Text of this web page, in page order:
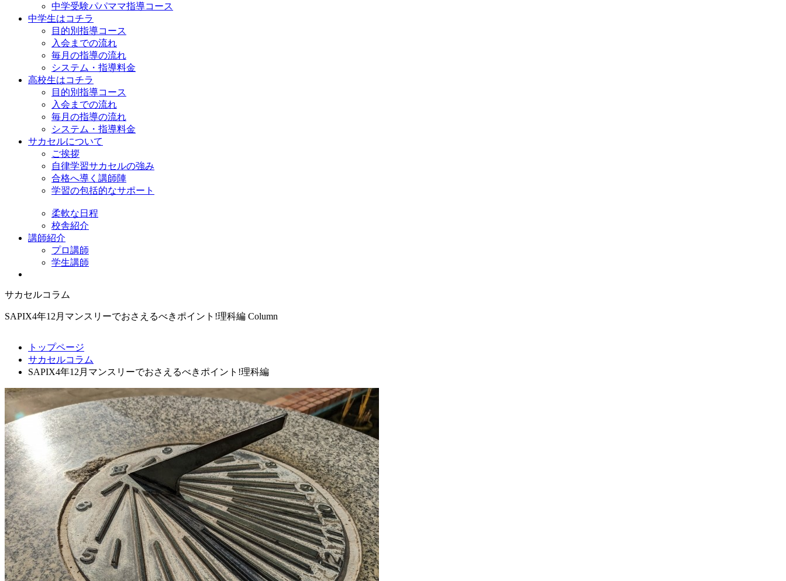
中学受験パパママ指導コース
中学生はコチラ
目的別指導コース
入会までの流れ
毎月の指導の流れ
システム・指導料金
高校生はコチラ
目的別指導コース
入会までの流れ
毎月の指導の流れ
システム・指導料金
サカセルについて
ご挨拶
自律学習サカセルの強み
合格へ導く講師陣
学習の包括的なサポート
柔軟な日程
校舎紹介
講師紹介
プロ講師
学生講師
サカセルコラム
SAPIX4年12月マンスリーでおさえるべきポイント!理科編 Column
トップページ
サカセルコラム
SAPIX4年12月マンスリーでおさえるべきポイント!理科編